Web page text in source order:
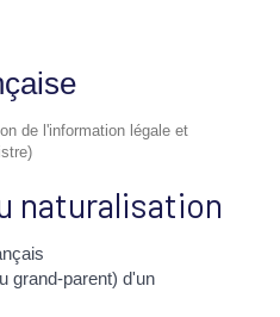
de l'information légale et
naturalisation
grand-parent) d'un